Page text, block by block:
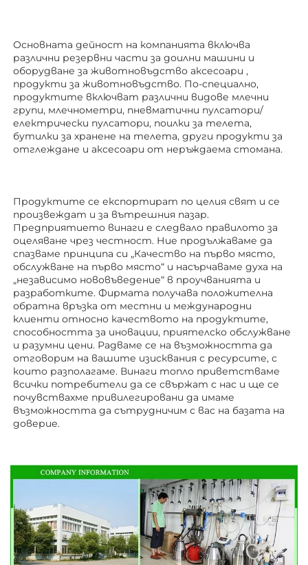
Основната дейност на компанията включва
различни резервни части за доилни машини и
оборудване за животновъдство аксесоари ,
продукти за животновъдство. По-специално,
продуктите включват различни видове млечни
групи, млечнометри, пневматични пулсатори/
електрически пулсатори, поилки за телета,
бутилки за хранене на телета, други продукти за
отглеждане и аксесоари от неръждаема стомана.
Продуктите се експортират по целия свят и се
произвеждат и за вътрешния пазар.
Предприятието винаги е следвало правилото за
оцеляване чрез честност. Ние продължаваме да
спазваме принципа си „Качество на първо място,
обслужване на първо място“ и насърчаваме духа на
„независимо нововъведение“ в проучванията и
разработките. Фирмата получава положителна
обратна връзка от местни и международни
клиенти относно качеството на продуктите,
способността за иновации, приятелско обслужване
и разумни цени. Радваме се на възможността да
отговорим на вашите изисквания с ресурсите, с
които разполагаме. Винаги топло приветстваме
всички потребители да се свържат с нас и ще се
почувствахме привилегировани да имаме
възможността да сътрудничим с вас на базата на
доверие.